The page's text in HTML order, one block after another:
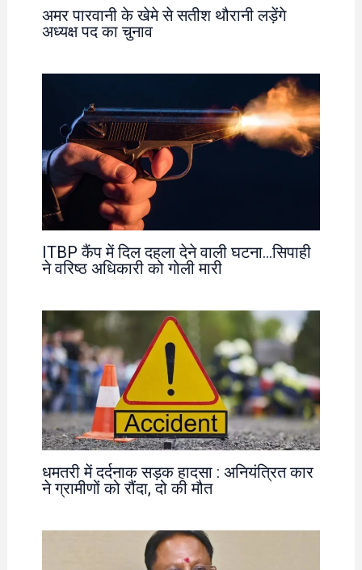
अमर पारवानी के खेमे से सतीश थौरानी लड़ेंगे
अध्यक्ष पद का चुनाव
ITBP कैंप में दिल दहला देने वाली घटना…सिपाही
ने वरिष्ठ अधिकारी को गोली मारी
धमतरी में दर्दनाक सड़क हादसा : अनियंत्रित कार
ने ग्रामीणों को रौंदा, दो की मौत